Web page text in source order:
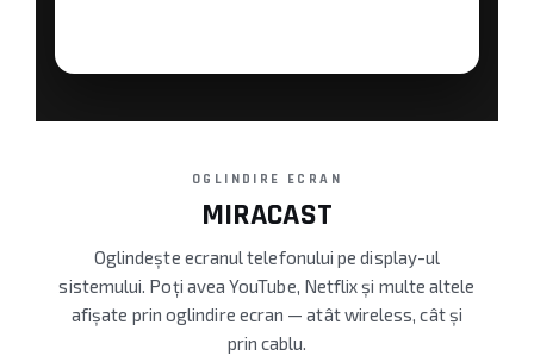
OGLINDIRE ECRAN
MIRACAST
Oglindește ecranul telefonului pe display-ul
sistemului. Poți avea YouTube, Netflix și multe altele
afișate prin oglindire ecran — atât wireless, cât și
prin cablu.